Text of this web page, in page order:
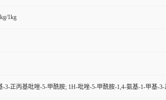
1kg
-3-正丙基吡唑-5-甲酰胺; 1H-吡唑-5-甲酰胺-1,4-氨基-1-甲基-